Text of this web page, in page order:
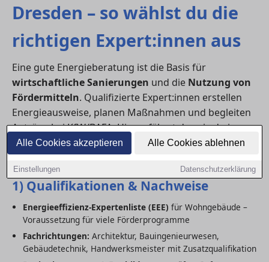
Alle Cookies akzeptieren Alle Cookies ablehnen
Einstellungen Datenschutzerklärung
Dresden – so wählst du die
richtigen Expert:innen aus
Eine gute Energieberatung ist die Basis für
wirtschaftliche Sanierungen und die Nutzung von
Fördermitteln. Qualifizierte Expert:innen erstellen
Energieausweise, planen Maßnahmen und begleiten
Anträge bei KfW/BAFA. Hier erfährst du, wie du in
Dresden seriöse Energieberater:innen erkennst und
den Ablauf optimal vorbereitest.
1) Qualifikationen & Nachweise
Energieeffizienz-Expertenliste (EEE) für Wohngebäude –
Voraussetzung für viele Förderprogramme
Fachrichtungen: Architektur, Bauingenieurwesen,
Gebäudetechnik, Handwerksmeister mit Zusatzqualifikation